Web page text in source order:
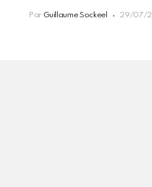
Par Guillaume Sockeel 29/07/